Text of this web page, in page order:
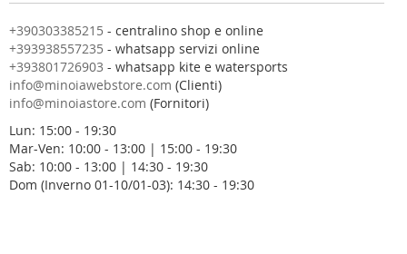
n
o
s
t
r
a
e
w
s
l
+390303385215 - centralino shop e online
+393938557235 - whatsapp servizi online
+393801726903 - whatsapp kite e watersports
info@minoiawebstore.com (Clienti)
info@minoiastore.com (Fornitori)
Lun: 15:00 - 19:30
Mar-Ven: 10:00 - 13:00 | 15:00 - 19:30
Sab: 10:00 - 13:00 | 14:30 - 19:30
Dom (Inverno 01-10/01-03): 14:30 - 19:30